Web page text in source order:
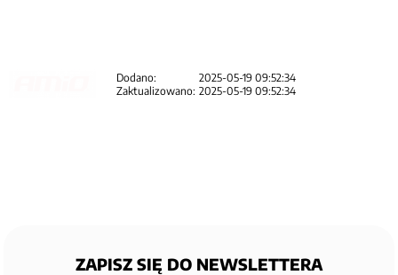
Dodano:
2025-05-19 09:52:34
Zaktualizowano: 2025-05-19 09:52:34
ZAPISZ SIĘ DO NEWSLETTERA